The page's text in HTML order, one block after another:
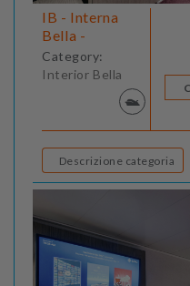
IB - Interna
Bella -
Category:
Interior Bella
Descrizione categoria